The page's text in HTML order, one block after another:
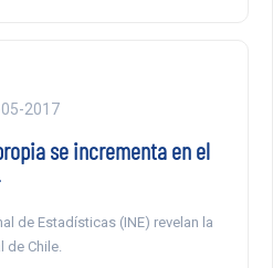
2017
se incrementa en el
de Estadísticas (INE) revelan la
de Chile.